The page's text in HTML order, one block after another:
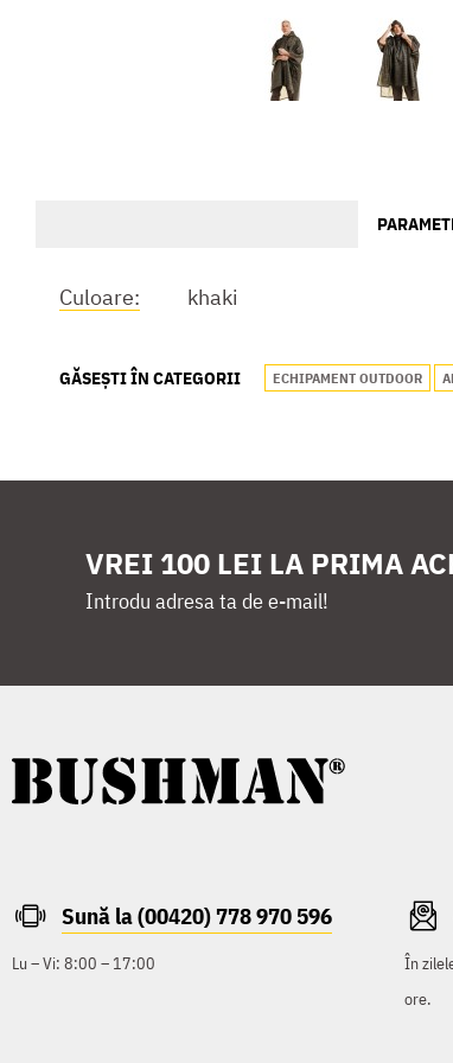
Culoare: khaki
GĂSEȘTI ÎN CATEGORII ECHIPAMENT OUTDOOR
VREI 100 LEI LA PRIMA
Introdu adresa ta de e-mail!
Sună la (00420) 778 970 596
Lu – Vi: 8:00 – 17:00
În
ore.